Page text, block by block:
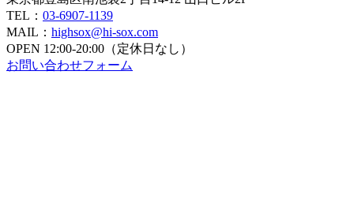
TEL： 03-6907-1139
MAIL： highsox@hi-sox.com
OPEN 12:00-20:00（定休日なし）
お問い合わせフォーム